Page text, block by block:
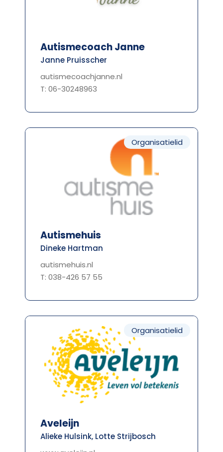
Autismecoach Janne
Janne Pruisscher
autismecoachjanne.nl
T: 06-30248963
Organisatielid
Autismehuis
Dineke Hartman
autismehuis.nl
T: 038-426 57 55
Organisatielid
Aveleijn
Alieke Hulsink, Lotte Strijbosch